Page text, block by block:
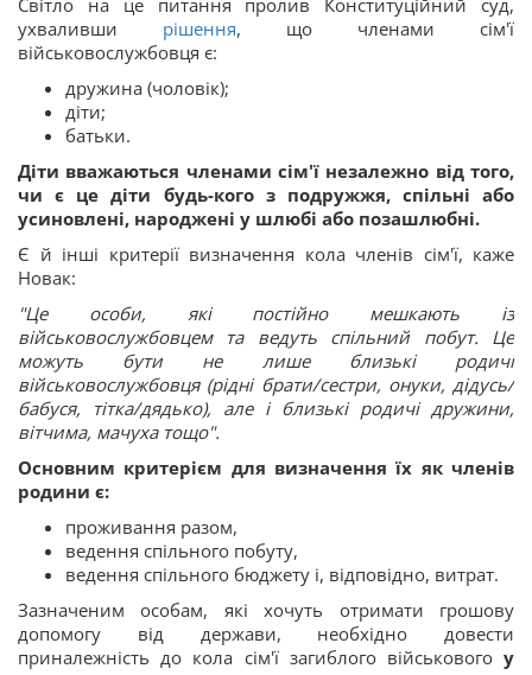
Світло на це питання пролив Конституційний суд,
ухваливши рішення, що членами сім'ї
військовослужбовця є:
дружина (чоловік);
діти;
батьки.
Діти вважаються членами сім'ї незалежно від того,
чи є це діти будь-кого з подружжя, спільні або
усиновлені, народжені у шлюбі або позашлюбні.
Є й інші критерії визначення кола членів сім'ї, каже
Новак:
"Це особи, які постійно мешкають із
військовослужбовцем та ведуть спільний побут. Це
можуть бути не лише близькі родичі
військовослужбовця (рідні брати/сестри, онуки, дідусь/
бабуся, тітка/дядько), але і близькі родичі дружини,
вітчима, мачуха тощо".
Основним критерієм для визначення їх як членів
родини є:
проживання разом,
ведення спільного побуту,
ведення спільного бюджету і, відповідно, витрат.
Зазначеним особам, які хочуть отримати грошову
допомогу від держави, необхідно довести
приналежність до кола сім'ї загиблого військового у